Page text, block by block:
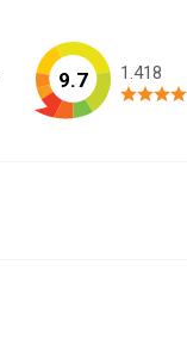
9.7 1.418